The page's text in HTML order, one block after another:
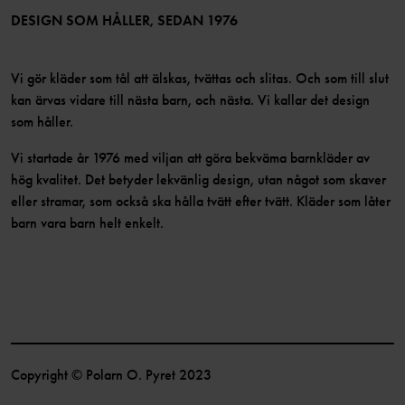
Bli medlem
DESIGN SOM HÅLLER, SEDAN 1976
Vi gör kläder som tål att älskas, tvättas och slitas. Och som till slut
kan ärvas vidare till nästa barn, och nästa. Vi kallar det design
som håller.
Vi startade år 1976 med viljan att göra bekväma barnkläder av
hög kvalitet. Det betyder lekvänlig design, utan något som skaver
eller stramar, som också ska hålla tvätt efter tvätt. Kläder som låter
barn vara barn helt enkelt.
Copyright © Polarn O. Pyret 2023